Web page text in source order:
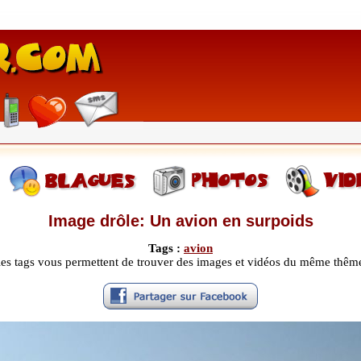
Image drôle: Un avion en surpoids
Tags : avion
tags vous permettent de trouver des images et vidéos du même